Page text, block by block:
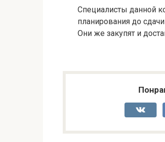
Специалисты данной
планирования до
Они же закупят и